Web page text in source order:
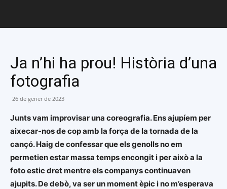
Ja n’hi ha prou! Història d’una
fotografia
26 de gener de 2023
Junts vam improvisar una coreografia. Ens ajupíem per
aixecar-nos de cop amb la força de la tornada de la
cançó. Haig de confessar que els genolls no em
permetien estar massa temps encongit i per això a la
foto estic dret mentre els companys continuaven
ajupits. De debò, va ser un moment èpic i no m’esperava